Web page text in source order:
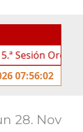
07:56:02
28. Nov